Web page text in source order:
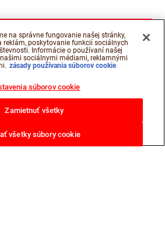
na správne fungovanie našej stránky,
reklám, poskytovanie funkcií sociálnych
Informácie o používaní našej
sociálnymi médiami, reklamnými
zásady používania súborov cookie
súborov cookie
Zamietnuť všetky
všetky súbory cookie